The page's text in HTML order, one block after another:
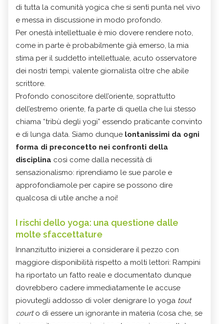
di tutta la comunità yogica che si sentì punta nel vivo
e messa in discussione in modo profondo.
Per onestà intellettuale è mio dovere rendere noto,
come in parte è probabilmente già emerso, la mia
stima per il suddetto intellettuale, acuto osservatore
dei nostri tempi, valente giornalista oltre che abile
scrittore.
Profondo conoscitore dell’oriente, soprattutto
dell’estremo oriente, fa parte di quella che lui stesso
chiama “tribù degli yogi” essendo praticante convinto
e di lunga data. Siamo dunque lontanissimi da ogni
forma di preconcetto nei confronti della
disciplina così come dalla necessità di
sensazionalismo: riprendiamo le sue parole e
approfondiamole per capire se possono dire
qualcosa di utile anche a noi!
I rischi dello yoga: una questione dalle
molte sfaccettature
Innanzitutto inizierei a considerare il pezzo con
maggiore disponibilità rispetto a molti lettori: Rampini
ha riportato un fatto reale e documentato dunque
dovrebbero cadere immediatamente le accuse
piovutegli addosso di voler denigrare lo yoga tout
courto di essere un ignorante in materia (cosa che, se